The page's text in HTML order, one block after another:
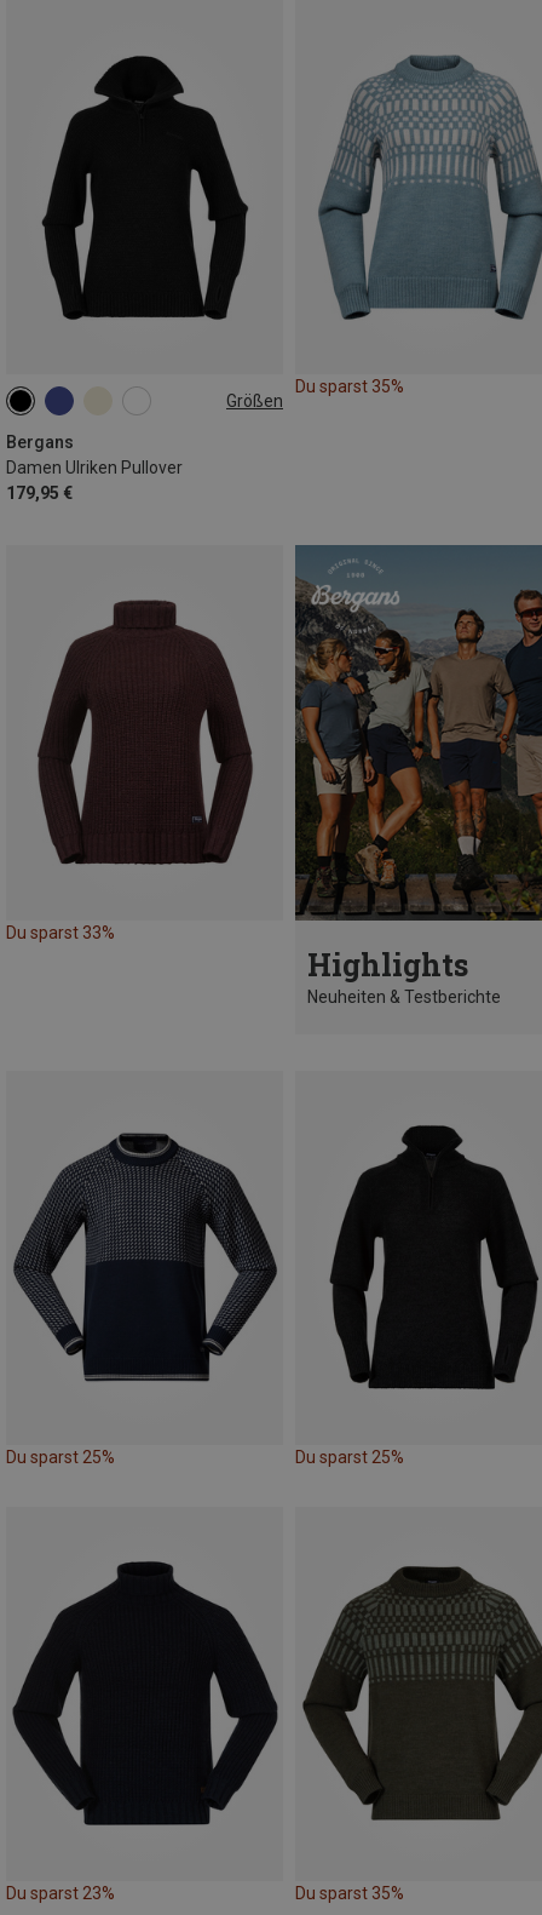
Größen
Bergans
Damen Ulriken Pullover
179,95 €
XS M
Du sparst 35%
Du sparst 33%
Highlights
Neuheiten & Testberichte
Du sparst 25% Du sparst 25%
Du sparst 23% Du sparst 35%